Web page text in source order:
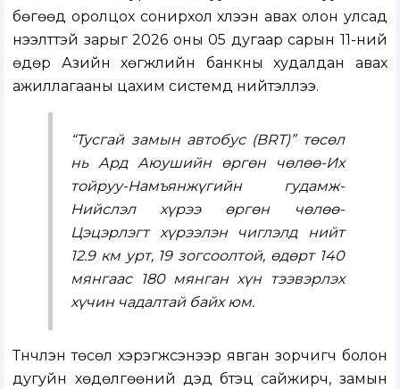
бөгөөд оролцох сонирхол хүлээн авах олон улсад
нээлттэй зарыг 2026 оны 05 дугаар сарын 11-ний
өдөр Азийн хөгжлийн банкны худалдан авах
ажиллагааны цахим системд нийтэллээ.
“Тусгай замын автобус (BRT)” төсөл
нь Ард Аюушийн өргөн чөлөө-Их
тойруу-Намъянжүгийн гудамж-
Нийслэл хүрээ өргөн чөлөө-
Цэцэрлэгт хүрээлэн чиглэлд нийт
12.9 км урт, 19 зогсоолтой, өдөрт 140
мянгаас 180 мянган хүн тээвэрлэх
хүчин чадалтай байх юм.
Түүнчлэн төсөл хэрэгжсэнээр явган зорчигч болон
дугуйн хөдөлгөөний дэд бүтэц сайжирч, замын